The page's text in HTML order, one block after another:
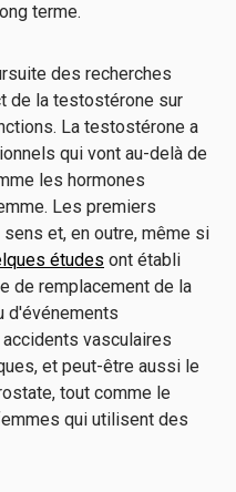
terme.
des recherches
de la testostérone sur
La testostérone a
qui vont au-delà de
les hormones
Les premiers
et, en outre, même si
études ont établi
de remplacement de la
d'événements
vasculaires
et peut-être aussi le
tout comme le
qui utilisent des